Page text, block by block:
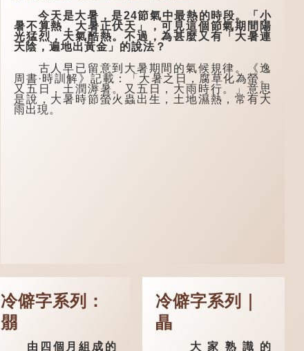
欲，不逾矩。」
在古代，男子一
般於二十歲進行冠
禮，冠禮完成後便是
成人，但由於未達壯
年，所以又稱「弱
冠」。《禮記·曲
禮》明確記載：「人
生十年曰幼，學；二
十曰弱，冠；三十曰
生，在上京赴考的途
中經過一間旅店休
息，碰巧遇到一位呂
姓道士，兩人暢談甚
言談間，盧姓書
生感慨自己雖貴為讀
書人，但一直未能考
取功名，仍然貧困，
今天是大暑，是24節氣中最熱的時段。「小
暑不算熱，大暑正伏天」，可見這個節氣期間陽
光猛烈，天氣酷熱。不過，為甚麼又有「大暑連
天陰，遍地出黃金」的說法？
古人早已留意到大暑期間的氣候規律。《逸
周書·時訓解》記載：「大暑之日，腐草化為螢。
又五日，土潤溽暑。又五日，大雨時行。」意思
是說，大暑時節螢火蟲出生，土地濕熱，常有大
雨出現。
冷僻字系列：
朤
由四個月組成的
冷僻字系列｜
瞐
大家熟識的